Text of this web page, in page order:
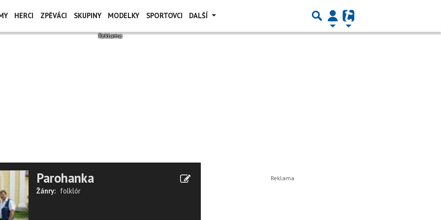
HERCI ZPĚVÁCI SKUPINY MODELKY SPORTOVCI DALŠÍ
Parohanka
Žánry: folklór